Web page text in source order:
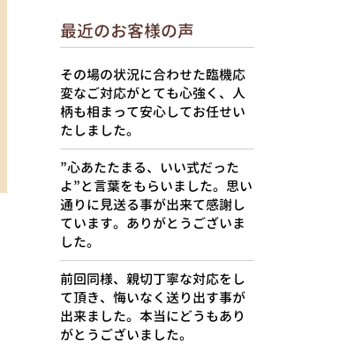
最近のお客様の声
その場の状況に合わせた臨機応
変なご対応がとても心強く、人
柄も相まって安心してお任せい
たしました。
”心あたたまる、いい式だった
よ”と言葉をもらいました。思い
通りに見送る事が出来て感謝し
ています。ありがとうございま
した。
前回同様、親切丁寧な対応をし
て頂き、悔いなく送り出す事が
出来ました。本当にどうもあり
がとうございました。